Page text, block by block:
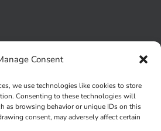
Consent
we use technologies like cookies to store
Consenting to these technologies will
as browsing behavior or unique IDs on this
consent, may adversely affect certain